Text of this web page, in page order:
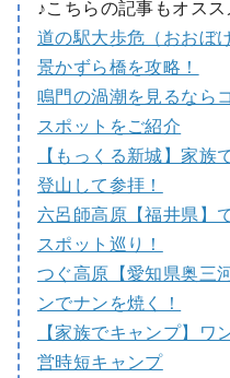
♪こちらの記事もオス
道の駅大歩危（おおぼ
景かずら橋を攻略！
鳴門の渦潮を見るなら
スポットをご紹介
【もっくる新城】家
登山して参拝！
六呂師高原【福井県】
スポット巡り！
つぐ高原【愛知県奥三
ンでナンを焼く！
【家族でキャンプ】
営時短キャンプ